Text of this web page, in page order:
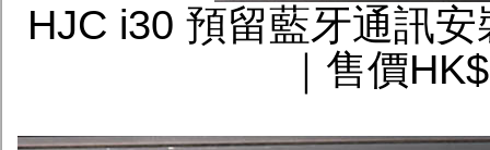
HJC i30 預留藍牙通訊
｜售價